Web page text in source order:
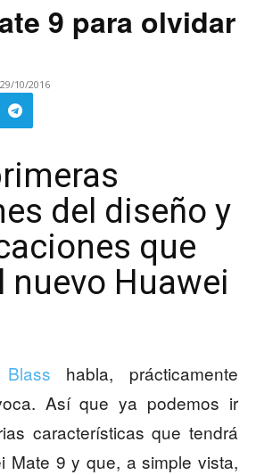
9 para olvidar
29/10/2016
del diseño y
que
nuevo Huawei
habla, prácticamente
Así que ya podemos ir
características que tendrá
Mate 9 y que, a simple vista,